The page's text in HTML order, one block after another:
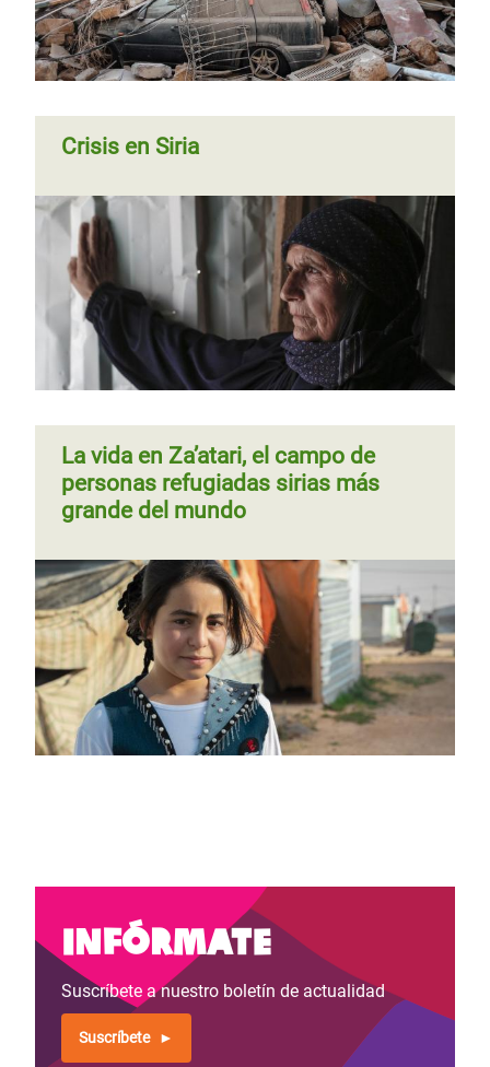
Líbano
países vecinos supera ya los 4
millones, según el ACNUR
Paginación
Crisis en Siria
La vida en Za’atari, el campo de
personas refugiadas sirias más
grande del mundo
Infórmate
Suscríbete a nuestro boletín de actualidad
Suscríbete